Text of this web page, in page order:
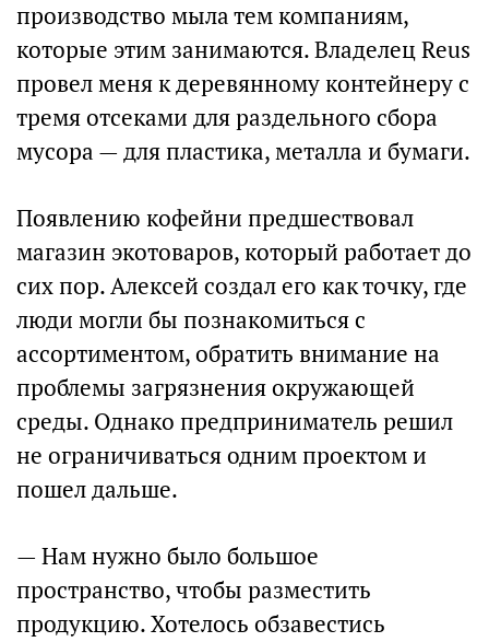
производство мыла тем компаниям,
которые этим занимаются. Владелец Reus
провел меня к деревянному контейнеру с
тремя отсеками для раздельного сбора
мусора — для пластика, металла и бумаги.
Появлению кофейни предшествовал
магазин экотоваров, который работает до
сих пор. Алексей создал его как точку, где
люди могли бы познакомиться с
ассортиментом, обратить внимание на
проблемы загрязнения окружающей
среды. Однако предприниматель решил
не ограничиваться одним проектом и
пошел дальше.
— Нам нужно было большое
пространство, чтобы разместить
продукцию. Хотелось обзавестись